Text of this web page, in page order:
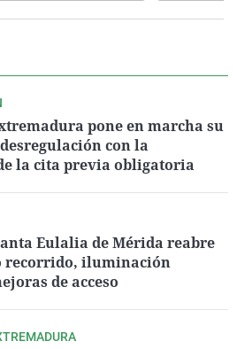
pone en marcha su
con la
la cita previa obligatoria
Eulalia de Mérida reabre
recorrido, iluminación
de acceso